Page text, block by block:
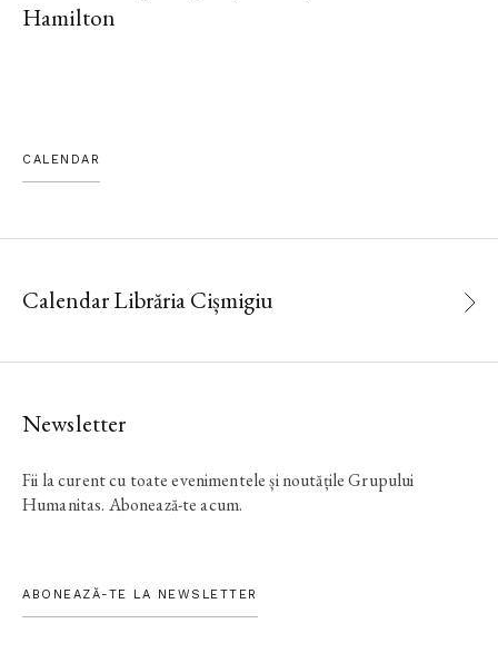
Hamilton
CALENDAR
Calendar Librăria Cișmigiu
Newsletter
Fii la curent cu toate evenimentele și noutățile Grupului
Humanitas. Abonează-te acum.
ABONEAZĂ-TE LA NEWSLETTER